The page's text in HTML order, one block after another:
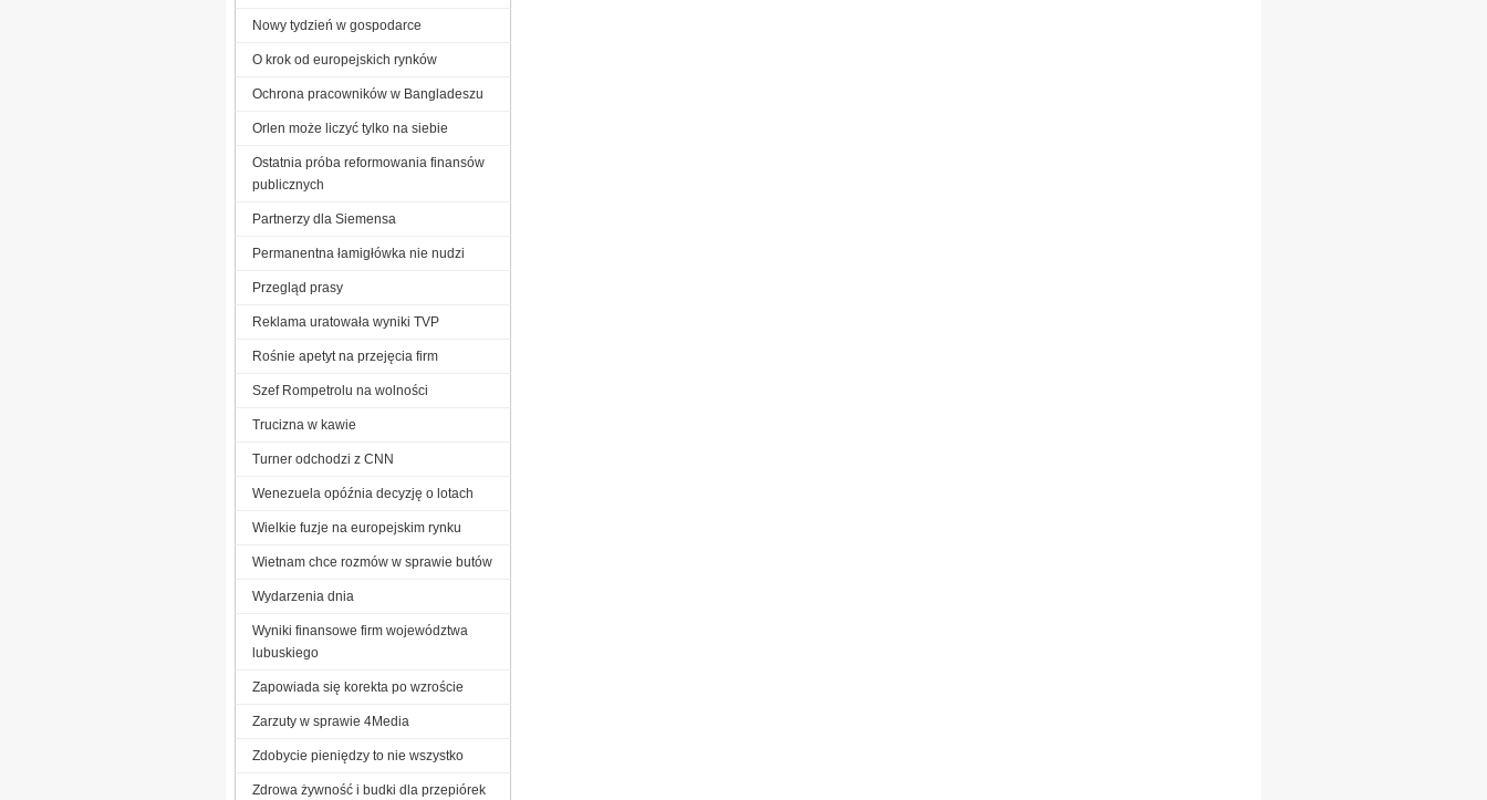
Nowy tydzień w gospodarce
O krok od europejskich rynków
Ochrona pracowników w Bangladeszu
Orlen może liczyć tylko na siebie
Ostatnia próba reformowania finansów
publicznych
Partnerzy dla Siemensa
Permanentna łamigłówka nie nudzi
Przegląd prasy
Reklama uratowała wyniki TVP
Rośnie apetyt na przejęcia firm
Szef Rompetrolu na wolności
Trucizna w kawie
Turner odchodzi z CNN
Wenezuela opóźnia decyzję o lotach
Wielkie fuzje na europejskim rynku
Wietnam chce rozmów w sprawie butów
Wydarzenia dnia
Wyniki finansowe firm województwa
lubuskiego
Zapowiada się korekta po wzroście
Zarzuty w sprawie 4Media
Zdobycie pieniędzy to nie wszystko
Zdrowa żywność i budki dla przepiórek